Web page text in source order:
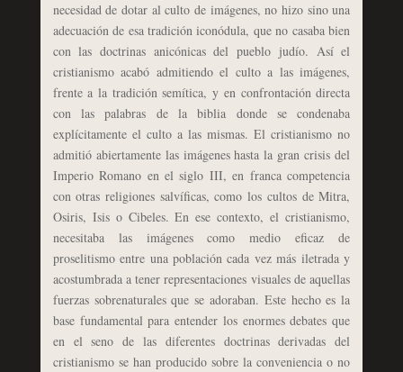
necesidad de dotar al culto de imágenes, no hizo sino una
adecuación de esa tradición iconódula, que no casaba bien
con las doctrinas anicónicas del pueblo judío. Así el
cristianismo acabó admitiendo el culto a las imágenes,
frente a la tradición semítica, y en confrontación directa
con las palabras de la biblia donde se condenaba
explícitamente el culto a las mismas. El cristianismo no
admitió abiertamente las imágenes hasta la gran crisis del
Imperio Romano en el siglo III, en franca competencia
con otras religiones salvíficas, como los cultos de Mitra,
Osiris, Isis o Cibeles. En ese contexto, el cristianismo,
necesitaba las imágenes como medio eficaz de
proselitismo entre una población cada vez más iletrada y
acostumbrada a tener representaciones visuales de aquellas
fuerzas sobrenaturales que se adoraban. Este hecho es la
base fundamental para entender los enormes debates que
en el seno de las diferentes doctrinas derivadas del
cristianismo se han producido sobre la conveniencia o no